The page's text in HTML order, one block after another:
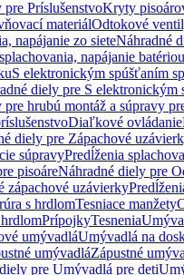
PríslušenstvoKryty
materiálOdtokové
napájanie zo sieteNáhradné
napájanie batériou
S elektronickým spúšťaním
diely pre S elektronickým
hrubú montáž a súpravy
Diaľkové ovládanie
diely pre Zápachové
súpravyPredĺženia
pisoáreNáhradné diely pre
zápachové uzávierky
s hrdlomTesniace manžety
PrípojkyTesnenia
umývadláUmývadlá na
umývadláZápustné
pre Umývadlá pre deti